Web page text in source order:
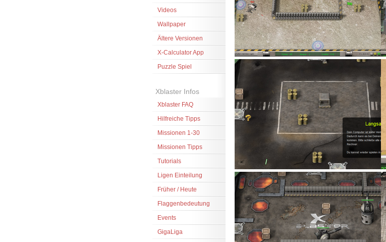
Videos
Wallpaper
Ältere Versionen
X-Calculator App
Puzzle Spiel
Xblaster Infos
Xblaster FAQ
Hilfreiche Tipps
Missionen 1-30
Missionen Tipps
Tutorials
Ligen Einteilung
Früher / Heute
Flaggenbedeutung
Events
GigaLiga